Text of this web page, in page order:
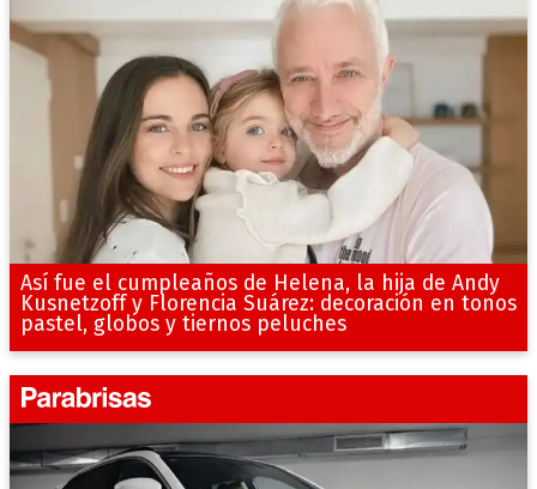
Así fue el cumpleaños de Helena, la hija de Andy
Kusnetzoff y Florencia Suárez: decoración en tonos
pastel, globos y tiernos peluches